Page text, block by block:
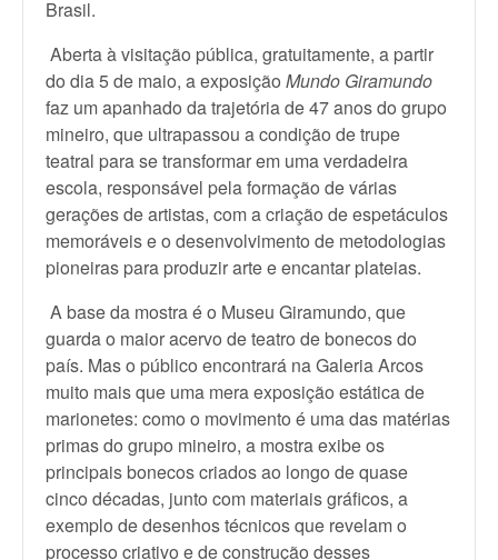
Brasil.
Aberta à visitação pública, gratuitamente, a partir
do dia 5 de maio, a exposição Mundo Giramundo
faz um apanhado da trajetória de 47 anos do grupo
mineiro, que ultrapassou a condição de trupe
teatral para se transformar em uma verdadeira
escola, responsável pela formação de várias
gerações de artistas, com a criação de espetáculos
memoráveis e o desenvolvimento de metodologias
pioneiras para produzir arte e encantar plateias.
A base da mostra é o Museu Giramundo, que
guarda o maior acervo de teatro de bonecos do
país. Mas o público encontrará na Galeria Arcos
muito mais que uma mera exposição estática de
marionetes: como o movimento é uma das matérias
primas do grupo mineiro, a mostra exibe os
principais bonecos criados ao longo de quase
cinco décadas, junto com materiais gráficos, a
exemplo de desenhos técnicos que revelam o
processo criativo e de construção desses